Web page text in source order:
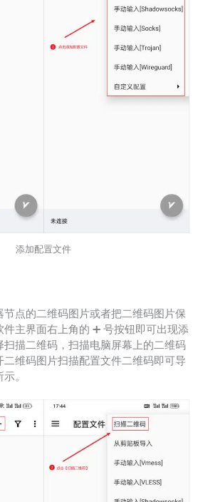
添加配置文件
点的二维码图片或者把二维码图片保
主界面右上角的 ➕ 号按钮即可出现添
扫描二维码，扫描电脑屏幕上的二维码
维码图片扫描配置文件二维码即可导
。